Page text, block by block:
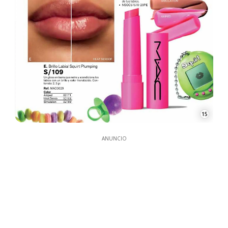
15
ANUNCIO